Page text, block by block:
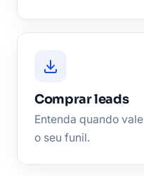
Comprar leads
Entenda quando vale
o seu funil.